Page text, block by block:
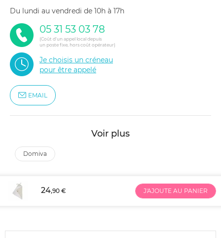
du lundi au vendredi de 10h à 17h
05 31 53 03 78
(Coût d'un appel local depuis
un poste fixe, hors coût opérateur)
Je choisis un créneau
pour être appelé
EMAIL
Voir plus
domiva
24,90 € J'AJOUTE AU PANIER